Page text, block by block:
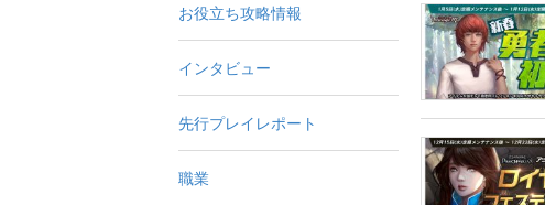
お役立ち攻略情報
インタビュー
先行プレイレポート
職業